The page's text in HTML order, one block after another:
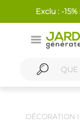
Exclu : -
DÉCORATION